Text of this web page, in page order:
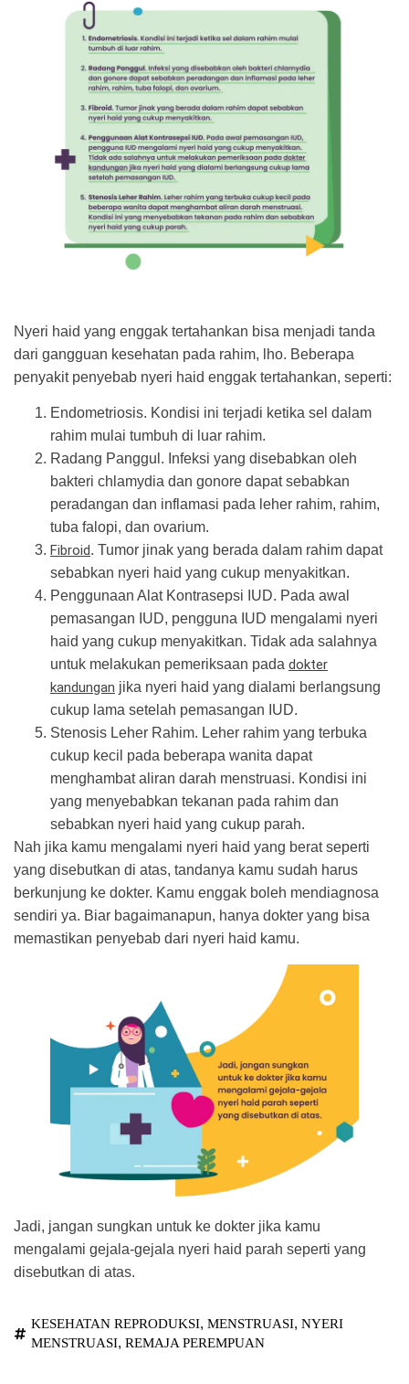
Nyeri haid yang enggak tertahankan bisa menjadi tanda
dari gangguan kesehatan pada rahim, lho. Beberapa
penyakit penyebab nyeri haid enggak tertahankan, seperti:
Endometriosis. Kondisi ini terjadi ketika sel dalam
rahim mulai tumbuh di luar rahim.
Radang Panggul. Infeksi yang disebabkan oleh
bakteri chlamydia dan gonore dapat sebabkan
peradangan dan inflamasi pada leher rahim, rahim,
tuba falopi, dan ovarium.
Fibroid. Tumor jinak yang berada dalam rahim dapat
sebabkan nyeri haid yang cukup menyakitkan.
Penggunaan Alat Kontrasepsi IUD. Pada awal
pemasangan IUD, pengguna IUD mengalami nyeri
haid yang cukup menyakitkan. Tidak ada salahnya
untuk melakukan pemeriksaan pada dokter
kandungan jika nyeri haid yang dialami berlangsung
cukup lama setelah pemasangan IUD.
Stenosis Leher Rahim. Leher rahim yang terbuka
cukup kecil pada beberapa wanita dapat
menghambat aliran darah menstruasi. Kondisi ini
yang menyebabkan tekanan pada rahim dan
sebabkan nyeri haid yang cukup parah.
Nah jika kamu mengalami nyeri haid yang berat seperti
yang disebutkan di atas, tandanya kamu sudah harus
berkunjung ke dokter. Kamu enggak boleh mendiagnosa
sendiri ya. Biar bagaimanapun, hanya dokter yang bisa
memastikan penyebab dari nyeri haid kamu.
Jadi, jangan sungkan untuk ke dokter jika kamu
mengalami gejala-gejala nyeri haid parah seperti yang
disebutkan di atas.
KESEHATAN REPRODUKSI, MENSTRUASI, NYERI
MENSTRUASI, REMAJA PEREMPUAN